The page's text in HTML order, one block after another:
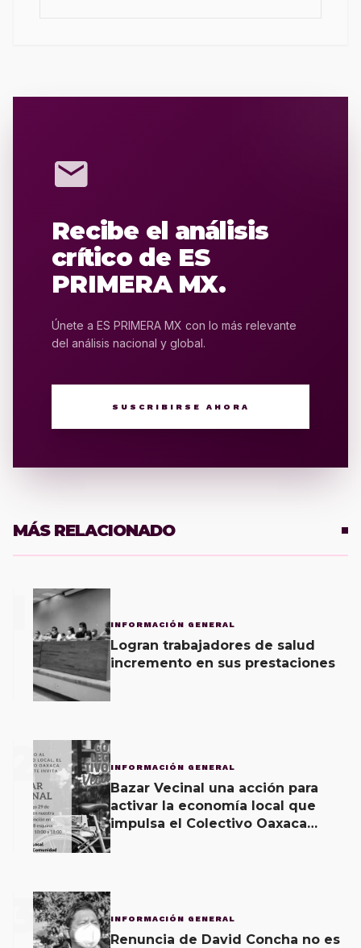
mail
Recibe el análisis
crítico de ES
PRIMERA MX.
Únete a ES PRIMERA MX con lo más relevante
del análisis nacional y global.
SUSCRIBIRSE AHORA
MÁS RELACIONADO
INFORMACIÓN GENERAL
Logran trabajadores de salud
incremento en sus prestaciones
2 INFORMACIÓN GENERAL
Bazar Vecinal una acción para
activar la economía local que
impulsa el Colectivo Oaxaca
3 INFORMACIÓN GENERAL
Renuncia de David Concha no es